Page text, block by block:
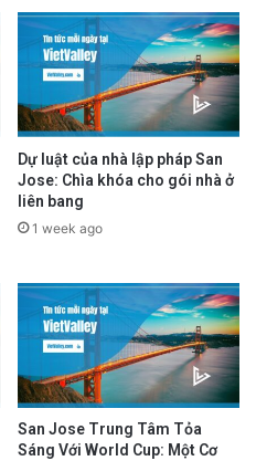
Dự luật của nhà lập pháp San
Jose: Chìa khóa cho gói nhà ở
liên bang
1 week ago
San Jose Trung Tâm Tỏa
Sáng Với World Cup: Một Cơ